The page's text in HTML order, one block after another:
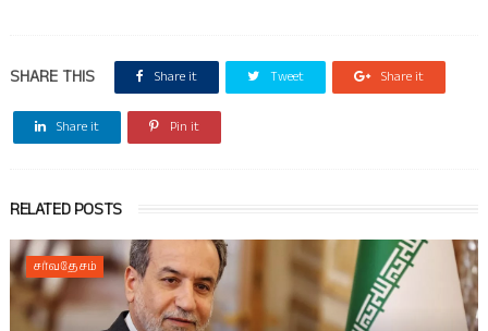
SHARE THIS Share it Tweet Share it
Share it Pin it
RELATED POSTS
சர்வதேசம்